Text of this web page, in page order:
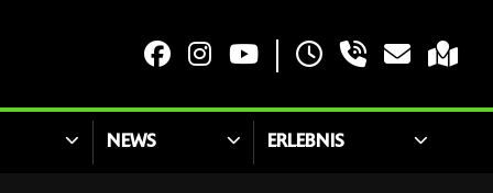
NEWS ERLEBNIS